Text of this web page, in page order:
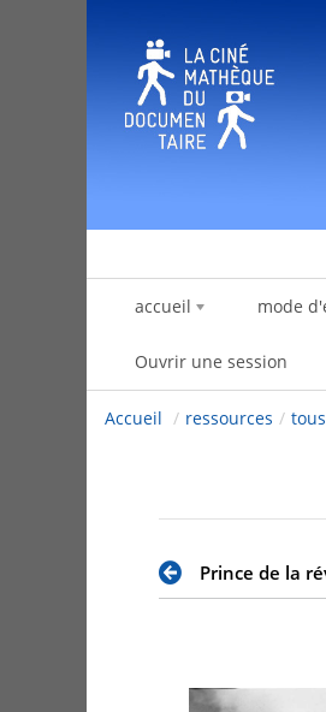
accueil mode
Ouvrir une session
Accueil / ressources /
Prince de la